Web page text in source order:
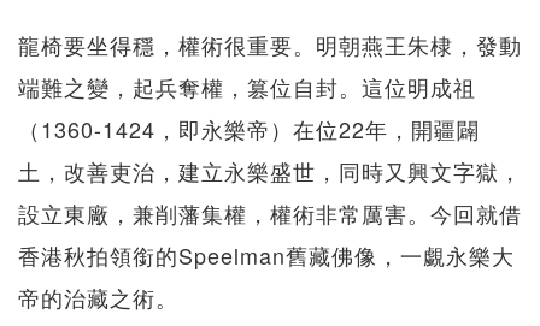
龍椅要坐得穩，權術很重要。明朝燕王朱棣，發動
端難之變，起兵奪權，篡位自封。這位明成祖
（1360-1424，即永樂帝）在位22年，開疆闢
土，改善吏治，建立永樂盛世，同時又興文字獄，
設立東廠，兼削藩集權，權術非常厲害。今回就借
香港秋拍領銜的Speelman舊藏佛像，一覷永樂大
帝的治藏之術。